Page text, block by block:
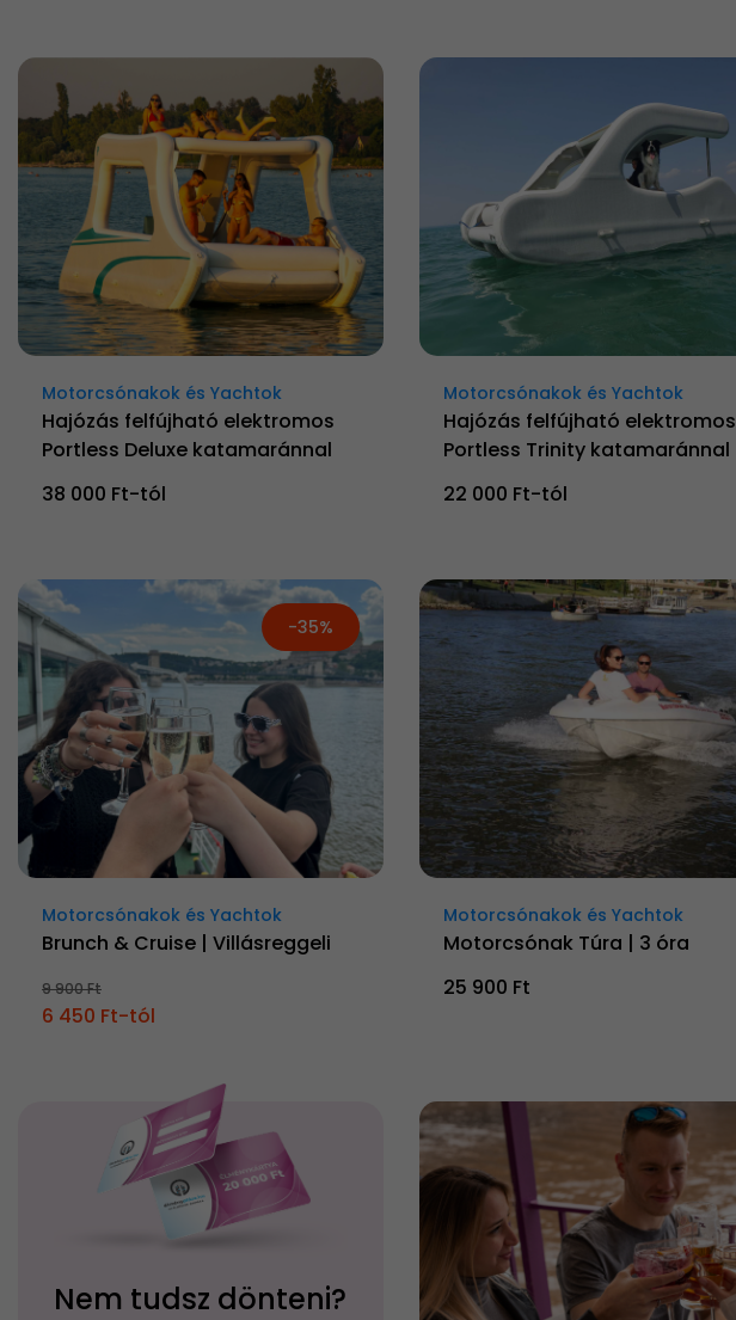
Motorcsónakok és Yachtok
Hajózás felfújható elektromos
Portless Deluxe katamaránnal
38 000 Ft-tól
Motorcsónakok és Yachtok
Hajózás felfújható elektromos
Portless Trinity katamaránnal
22 000 Ft-tól
-35%
Motorcsónakok és Yachtok
Brunch & Cruise | Villásreggeli
9 900 Ft
6 450 Ft-tól
Motorcsónakok és Yachtok
Motorcsónak Túra | 3 óra
25 900 Ft
Nem tudsz dönteni?